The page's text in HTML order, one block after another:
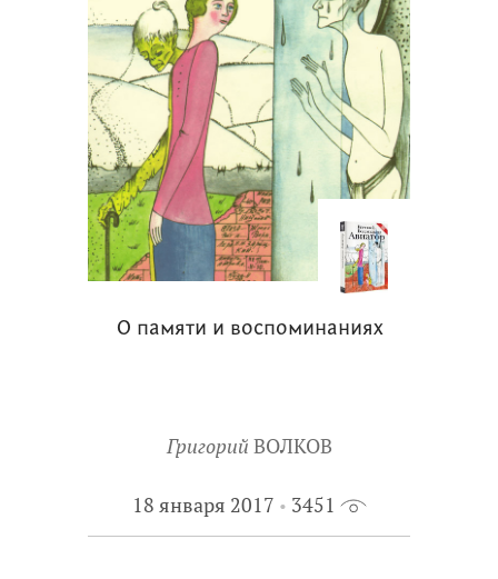
О памяти и воспоминаниях
Григорий ВОЛКОВ
18 января 2017 3451